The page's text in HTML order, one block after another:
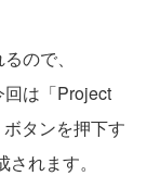
ので、
は「Project
タンを押下す
れます。